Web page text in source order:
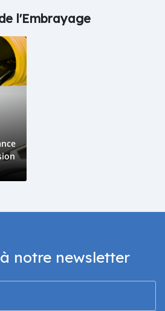
l'Embrayage
notre newsletter